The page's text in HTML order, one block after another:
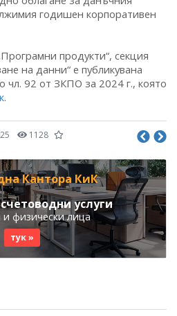
годишен корпоративен
продукти“, секция
на данни“ е публикувана
чл. 92 от ЗКПО за 2024 г., която
.
1128
Кантора КиК
услуги
физически лица
тук »